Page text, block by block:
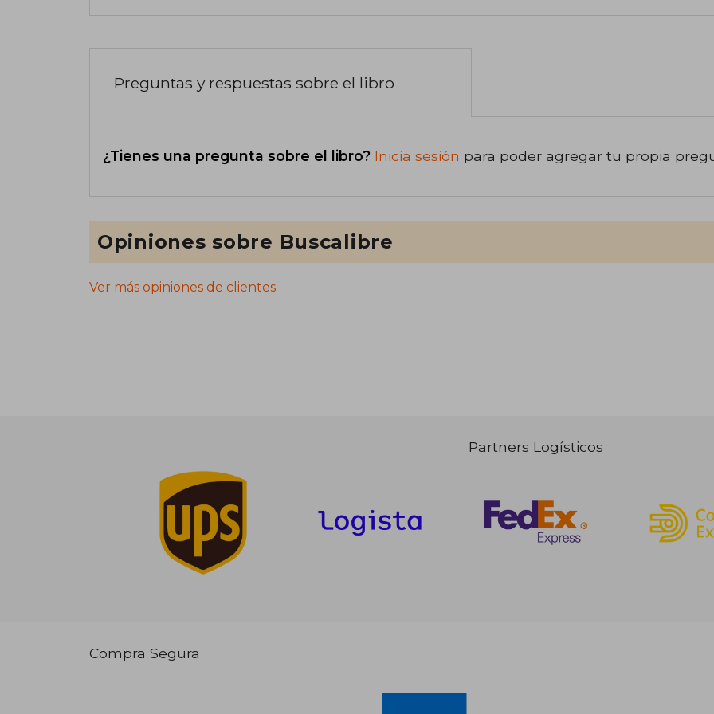
Preguntas y respuestas sobre el libro
¿Tienes una pregunta sobre el libro? Inicia sesión para poder agregar tu propia
Opiniones sobre Buscalibre
Ver más opiniones de clientes
Partners Logísticos
Compra Segura